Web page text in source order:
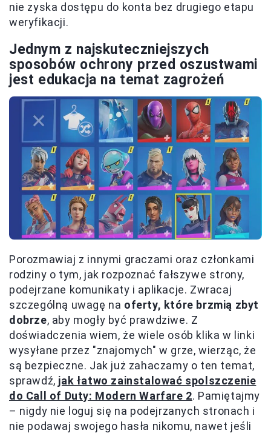
nie zyska dostępu do konta bez drugiego etapu
weryfikacji.
Jednym z najskuteczniejszych
sposobów ochrony przed oszustwami
jest edukacja na temat zagrożeń
Porozmawiaj z innymi graczami oraz członkami
rodziny o tym, jak rozpoznać fałszywe strony,
podejrzane komunikaty i aplikacje. Zwracaj
szczególną uwagę na oferty, które brzmią zbyt
dobrze, aby mogły być prawdziwe. Z
doświadczenia wiem, że wiele osób klika w linki
wysyłane przez "znajomych" w grze, wierząc, że
są bezpieczne. Jak już zahaczamy o ten temat,
sprawdź, jak łatwo zainstalować spolszczenie
do Call of Duty: Modern Warfare 2. Pamiętajmy
– nigdy nie loguj się na podejrzanych stronach i
nie podawaj swojego hasła nikomu, nawet jeśli